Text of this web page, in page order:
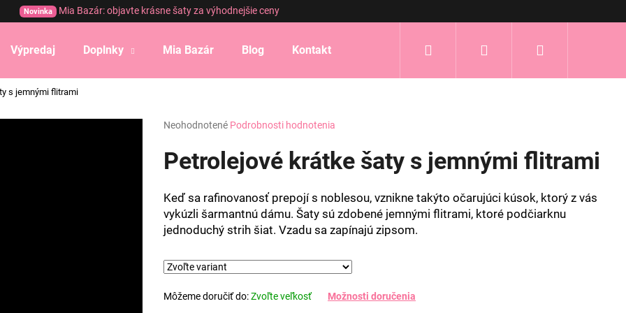
Novinka Mia Bazár: objavte krásne šaty za výhodnejšie ceny
Výpredaj Doplnky Mia Bazár Blog Kontakt Prihlásenie
s jemnými flitrami
Priemerné
produktu
je
5
hviezdičiek.
Neohodnotené Podrobnosti hodnotenia
Petrolejové krátke šaty s jemnými flitrami
Keď sa rafinovanosť prepojí s noblesou, vznikne takýto očarujúci kúsok, ktorý z vás
vykúzli šarmantnú dámu. Šaty sú zdobené jemnými flitrami, ktoré podčiarknu
jednoduchý strih šiat. Vzadu sa zapínajú zipsom.
Môžeme doručiť do:Zvoľte veľkosť Možnosti doručenia
Čo potrebujete nájsť?
HĽADAŤ